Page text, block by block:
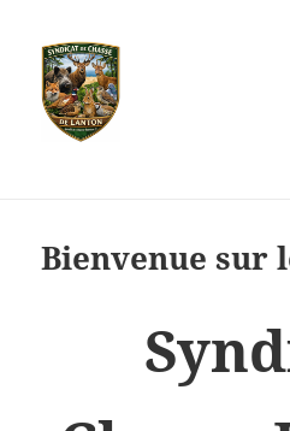
Bienvenue sur